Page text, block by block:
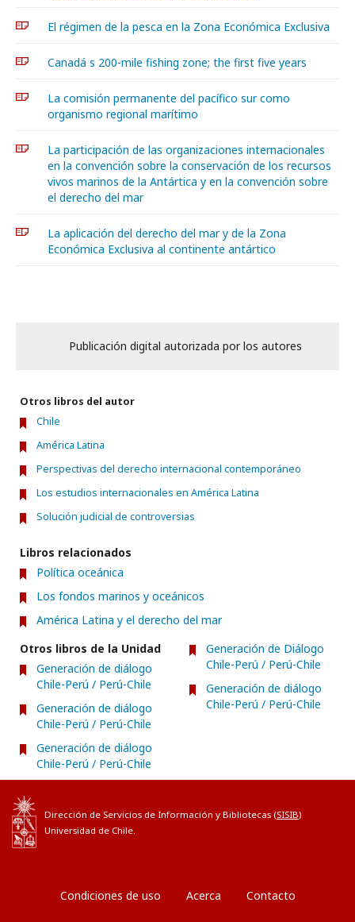
El régimen de la pesca en la Zona Económica Exclusiva
Canadá s 200-mile fishing zone; the first five years
La comisión permanente del pacífico sur como
organismo regional marítimo
La participación de las organizaciones internacionales
en la convención sobre la conservación de los recursos
vivos marinos de la Antártica y en la convención sobre
el derecho del mar
La aplicación del derecho del mar y de la Zona
Económica Exclusiva al continente antártico
Publicación digital autorizada por los autores
Otros libros del autor
Chile
América Latina
Perspectivas del derecho internacional contemporáneo
Los estudios internacionales en América Latina
Solución judicial de controversias
Libros relacionados
Política oceánica
Los fondos marinos y oceánicos
América Latina y el derecho del mar
Otros libros de la Unidad
Generación de diálogo
Chile-Perú / Perú-Chile
Generación de diálogo
Chile-Perú / Perú-Chile
Generación de diálogo
Chile-Perú / Perú-Chile
Generación de Diálogo
Chile-Perú / Perú-Chile
Generación de diálogo
Chile-Perú / Perú-Chile
Dirección de Servicios de Información y Bibliotecas (SISIB)
Universidad de Chile.
Condiciones de uso Acerca Contacto